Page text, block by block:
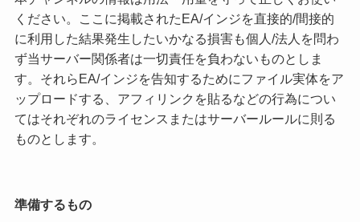
ください。ここに掲載されたEA/インジを直接的/間接的
に利用した結果発生したいかなる損害も個人/法人を問わ
ず当サーバー関係者は一切責任を負わないものとしま
す。それらEA/インジを告知するためにファイル実体をア
ップロードする、アフィリンクを貼るなどの行為につい
てはそれぞれのライセンスまたはサーバールールに則る
ものとします。
準備するもの